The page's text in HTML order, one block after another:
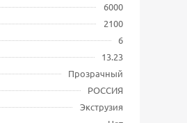
6000
2100
6
13.23
Прозрачный
РОССИЯ
Экструзия